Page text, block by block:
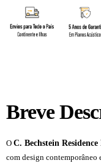
Breve
O C. Bechstein
com design contemporâneo